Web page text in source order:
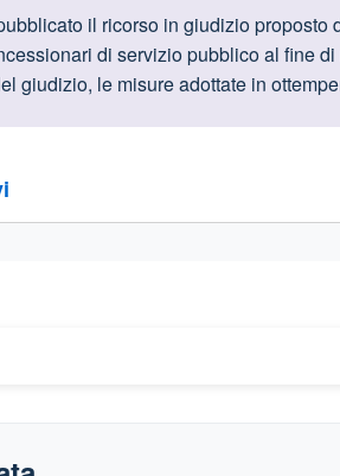
introduttive
il ricorso in giudizio
di servizio pubblico al fine
giudizio, le misure adottate in